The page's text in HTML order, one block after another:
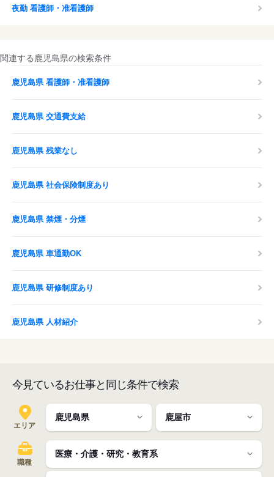
夜勤 看護師・准看護師
関連する鹿児島県の検索条件
鹿児島県 看護師・准看護師
鹿児島県 交通費支給
鹿児島県 残業なし
鹿児島県 社会保険制度あり
鹿児島県 禁煙・分煙
鹿児島県 車通勤OK
鹿児島県 研修制度あり
鹿児島県 人材紹介
今見ているお仕事と同じ条件で検索
エリア
職種